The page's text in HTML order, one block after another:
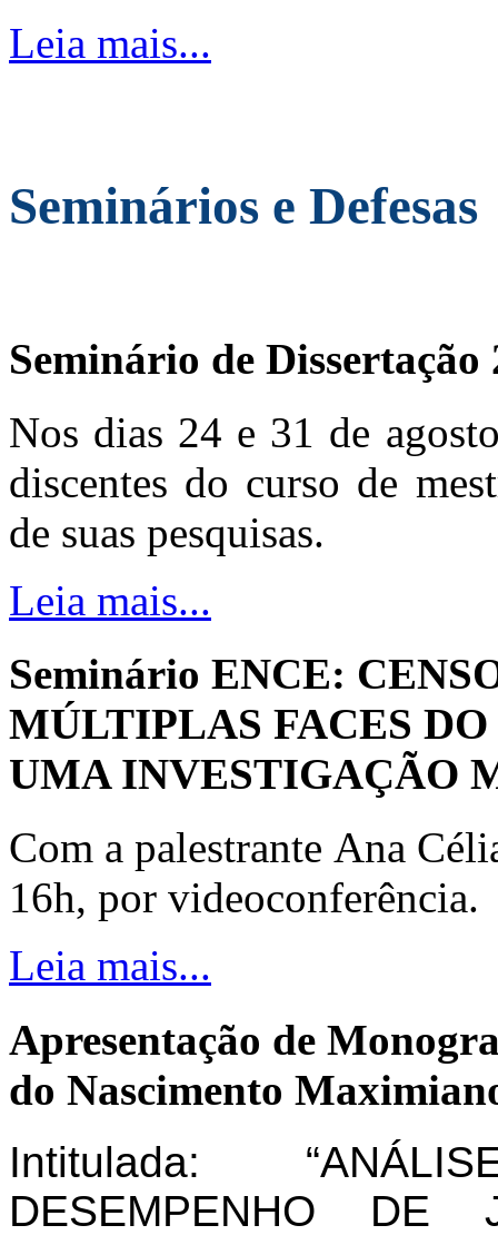
Leia mais...
Seminários e Defesas
Seminário de Dissertação
Nos dias 24 e 31 de
discentes do curso de
de suas pesquisas.
Leia mais...
Seminário ENCE:
MÚLTIPLAS FACES
UMA INVESTIGAÇÃO
Com a palestrante Ana
16h, por videoconferência.
Leia mais...
Apresentação de
do Nascimento
Intitulada:
DESEMPENHO DE